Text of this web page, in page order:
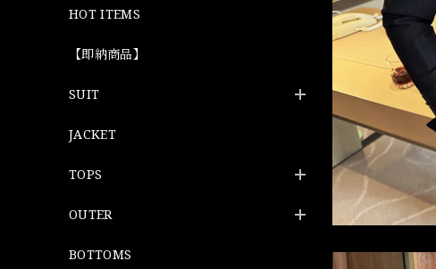
HOT ITEMS
【即納商品】
SUIT
JACKET
TOPS
OUTER
BOTTOMS